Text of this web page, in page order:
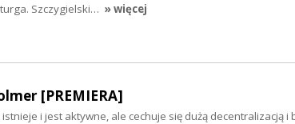
Szczygielski… » więcej
[PREMIERA]
i jest aktywne, ale cechuje się dużą decentralizacją i